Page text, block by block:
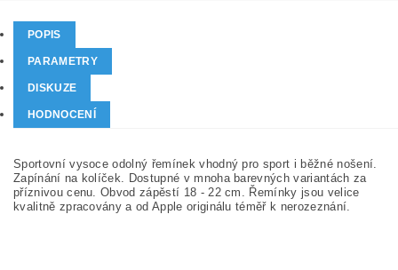
POPIS
PARAMETRY
DISKUZE
HODNOCENÍ
Sportovní vysoce odolný řemínek vhodný pro sport i běžné nošení.
Zapínání na kolíček. Dostupné v mnoha barevných variantách za
příznivou cenu. Obvod zápěstí 18 - 22 cm. Řemínky jsou velice
kvalitně zpracovány a od Apple originálu téměř k nerozeznání.